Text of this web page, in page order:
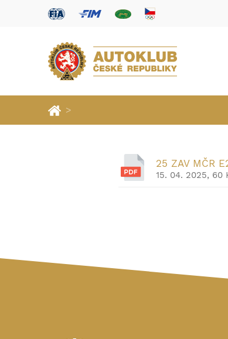
>
25 ZAV MČR
15. 04. 2025, 60